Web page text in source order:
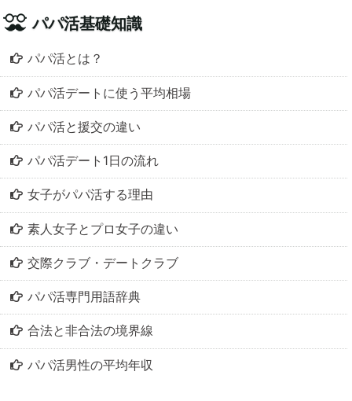
パパ活基礎知識
パパ活とは？
パパ活デートに使う平均相場
パパ活と援交の違い
パパ活デート1日の流れ
女子がパパ活する理由
素人女子とプロ女子の違い
交際クラブ・デートクラブ
パパ活専門用語辞典
合法と非合法の境界線
パパ活男性の平均年収